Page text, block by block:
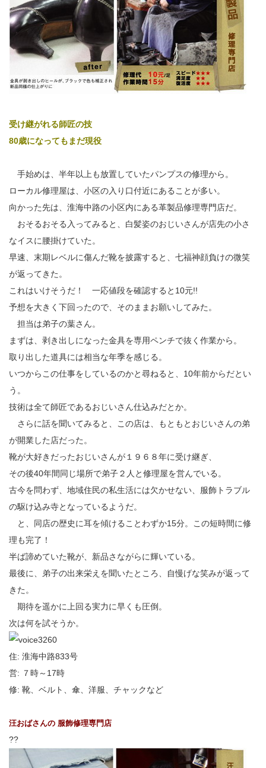
受け継がれる師匠の技
80歳になってもまだ現役
手始めは、半年以上も放置していたパンプスの修理から。
ローカル修理屋は、小区の入り口付近にあることが多い。
向かった先は、淮海中路の小区内にある革製品修理専門店だ。
おそるおそる入ってみると、白髪姿のおじいさんが店先の小さ
なイスに腰掛けていた。
早速、末期レベルに傷んだ靴を披露すると、七福神顔負けの微笑
が返ってきた。
これはいけそうだ！ 一応値段を確認すると10元!!
予想を大きく下回ったので、そのままお願いしてみた。
担当は弟子の葉さん。
まずは、剥き出しになった金具を専用ペンチで抜く作業から。
取り出した道具には相当な年季を感じる。
いつからこの仕事をしているのかと尋ねると、10年前からだとい
う。
技術は全て師匠であるおじいさん仕込みだとか。
さらに話を聞いてみると、この店は、もともとおじいさんの弟
が開業した店だった。
靴が大好きだったおじいさんが１９６８年に受け継ぎ、
その後40年間同じ場所で弟子２人と修理屋を営んでいる。
古今を問わず、地域住民の私生活には欠かせない、服飾トラブル
の駆け込み寺となっているようだ。
と、同店の歴史に耳を傾けることわずか15分。この短時間に修
理も完了！
半ば諦めていた靴が、新品さながらに輝いている。
最後に、弟子の出来栄えを聞いたところ、自慢げな笑みが返って
きた。
期待を遥かに上回る実力に早くも圧倒。
次は何を試そうか。
住: 淮海中路833号
営: ７時～17時
修: 靴、ベルト、傘、洋服、チャックなど
汪おばさんの 服飾修理専門店
??